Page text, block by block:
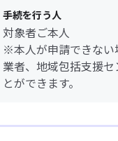
手続を行う人
対象者ご本人
※本人が申請できない
業者、地域包括支援
とができます。